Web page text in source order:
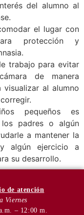
del alumno al
el lugar con
protección y
trabajo para evitar
de manera
visualizar al alumno
pequeños es
padres o algún
a mantener la
algún ejercicio a
su desarrollo.
de atención
Viernes
– 12:00 m.